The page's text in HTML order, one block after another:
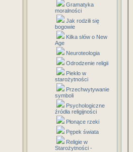
Gramatyka
moralności
Jak rodzili się
bogowie
Kilka słów o New
Age
Neuroteologia
Odrodzenie religii
Piekło w
starożytności
Przechwytywanie
symboli
Psychologiczne
źródła religijności
Płonące rzeki
Pępek świata
Religie w
Starożytności -